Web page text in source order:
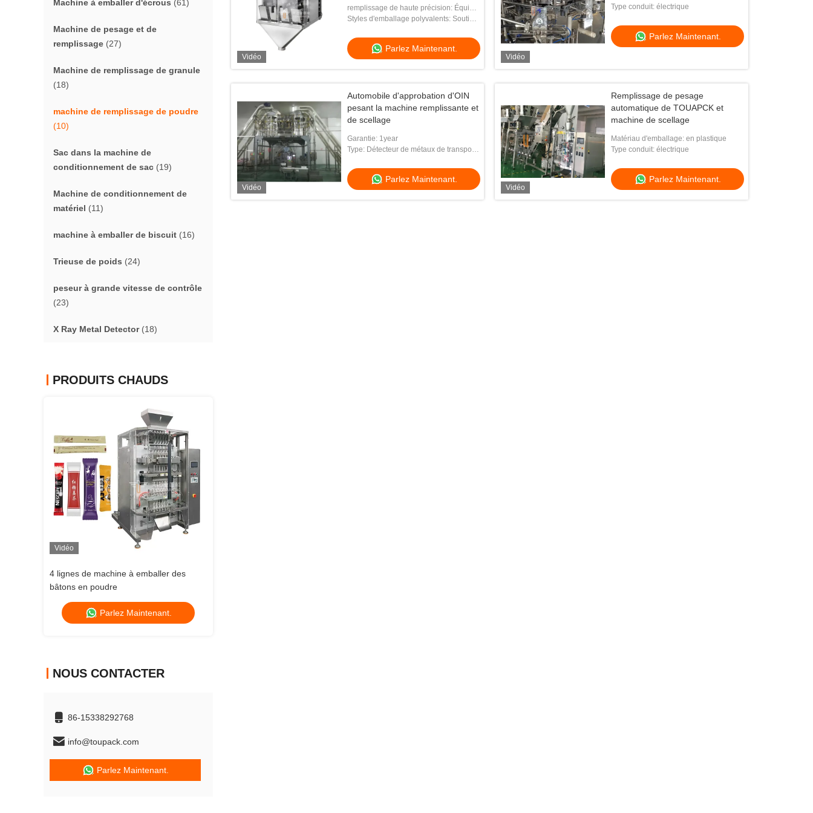
Machine à emballer d'écrous (61)
Machine de pesage et de
remplissage (27)
Machine de remplissage de granule
(18)
machine de remplissage de poudre
(10)
Sac dans la machine de
conditionnement de sac (19)
Machine de conditionnement de
matériel (11)
machine à emballer de biscuit (16)
Trieuse de poids (24)
peseur à grande vitesse de contrôle
(23)
X Ray Metal Detector(18)
PRODUITS CHAUDS
Vidéo
4 lignes de machine à emballer des
bâtons en poudre
Parlez Maintenant.
NOUS CONTACTER
86-15338292768
info@toupack.com
Parlez Maintenant.
Vidéo
Machine
remplissage de haute précision: Équipé
d'un remplissage de tarif à vis ou d'un
en pou
Styles d'emballage polyvalents: Soutient
les sacs à fermeture éclair et les sacs
quad-
Parlez Maintenant.
Vidéo
conditionnement
Type conduit: électrique
Parlez Maintenant.
Vidéo
Automobile d'approbation d'OIN
pesant la machine remplissante et
de scellage
Garantie: 1year
Type: Détecteur de métaux de transport
Parlez Maintenant.
Vidéo
Remplissage de pesage
automatique de TOUAPCK et
machine de scellage
Matériau d'emballage: en plastique
Type conduit: électrique
Parlez Maintenant.